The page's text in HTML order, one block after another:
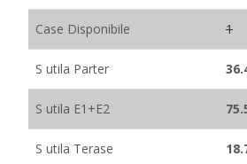
Case Disponibile 1
S utila Parter
S utila E1+E2
S utila Terase